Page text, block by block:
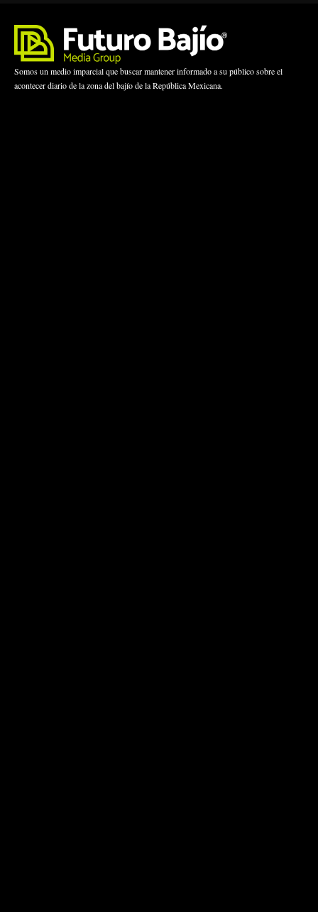
Somos un medio imparcial que buscar mantener informado a su público sobre el
acontecer diario de la zona del bajío de la República Mexicana.